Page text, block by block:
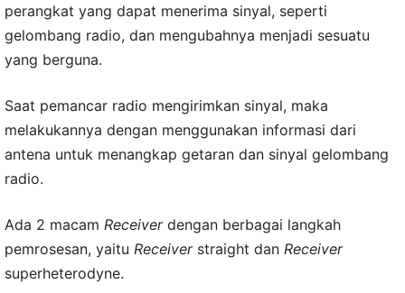
perangkat yang dapat menerima sinyal, seperti
gelombang radio, dan mengubahnya menjadi sesuatu
yang berguna.
Saat pemancar radio mengirimkan sinyal, maka
melakukannya dengan menggunakan informasi dari
antena untuk menangkap getaran dan sinyal gelombang
radio.
Ada 2 macam Receiverdengan berbagai langkah
pemrosesan, yaitu Receiverstraight dan Receiver
superheterodyne.